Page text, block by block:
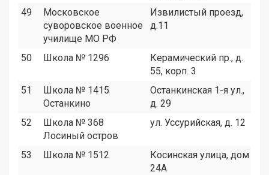
49
Московское
суворовское военное
училище МО РФ
Извилистый проезд,
д.11
50 Школа № 1296
Керамический пр., д.
55, корп. 3
51
Школа № 1415
Останкино
Останкинская 1-я ул.,
д. 29
52
Школа № 368
Лосиный остров
ул. Уссурийская, д. 12
53 Школа № 1512
Косинская улица, дом
24А